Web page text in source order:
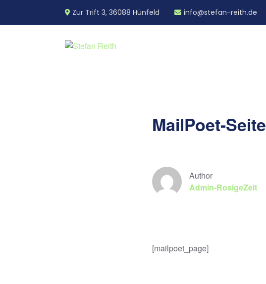
Zur Trift 3, 36088 Hünfeld info@stefan-reith.de
MailPoet-Seite
Author
Admin-RosigeZeit
[mailpoet_page]